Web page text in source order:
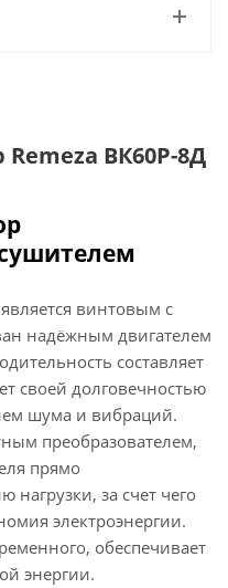
ВК60Р-8Д
винтовым с
надёжным двигателем
составляет
своей долговечностью
шума и вибраций.
преобразователем,
прямо
за счет чего
электроэнергии.
обеспечивает
энергии.